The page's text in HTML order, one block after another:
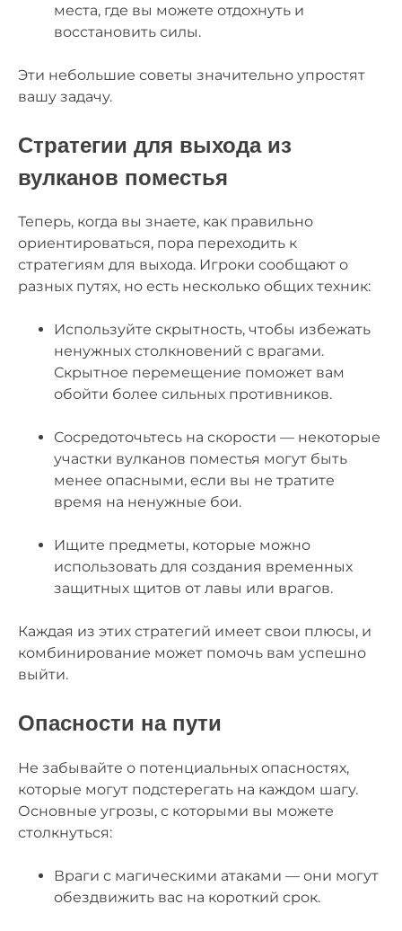
места, где вы можете отдохнуть и
восстановить силы.
Эти небольшие советы значительно упростят
вашу задачу.
Стратегии для выхода из
вулканов поместья
Теперь, когда вы знаете, как правильно
ориентироваться, пора переходить к
стратегиям для выхода. Игроки сообщают о
разных путях, но есть несколько общих техник:
Используйте скрытность, чтобы избежать
ненужных столкновений с врагами.
Скрытное перемещение поможет вам
обойти более сильных противников.
Сосредоточьтесь на скорости — некоторые
участки вулканов поместья могут быть
менее опасными, если вы не тратите
время на ненужные бои.
Ищите предметы, которые можно
использовать для создания временных
защитных щитов от лавы или врагов.
Каждая из этих стратегий имеет свои плюсы, и
комбинирование может помочь вам успешно
выйти.
Опасности на пути
Не забывайте о потенциальных опасностях,
которые могут подстерегать на каждом шагу.
Основные угрозы, с которыми вы можете
столкнуться:
Враги с магическими атаками — они могут
обездвижить вас на короткий срок.